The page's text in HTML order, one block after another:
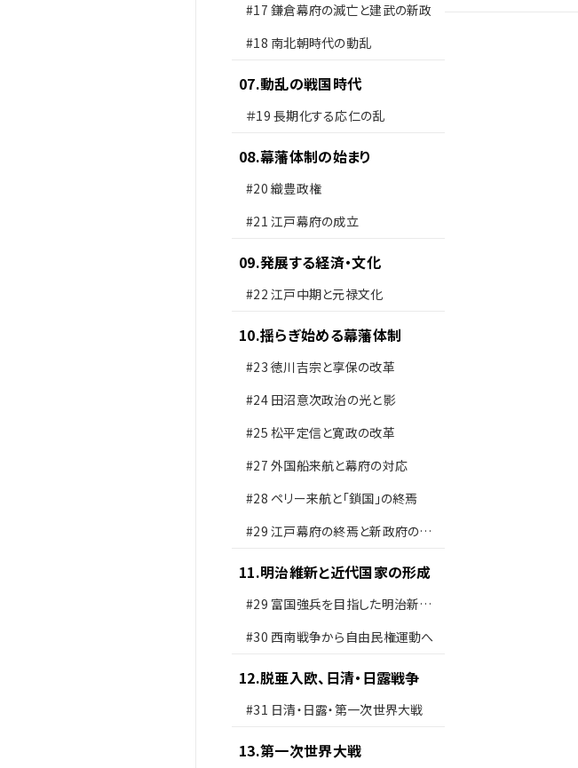
士
#17 鎌倉幕府の滅亡と建武の新政
#18 南北朝時代の動乱
07.動乱の戦国時代
＃19 長期化する応仁の乱
08.幕藩体制の始まり
#20 織豊政権
#21 江戸幕府の成立
09.発展する経済・文化
#22 江戸中期と元禄文化
10.揺らぎ始める幕藩体制
#23 徳川吉宗と享保の改革
#24 田沼意次政治の光と影
#25 松平定信と寛政の改革
#27 外国船来航と幕府の対応
#28 ペリー来航と「鎖国」の終焉
#29 江戸幕府の終焉と新政府の発
足
11.明治維新と近代国家の形成
#29 富国強兵を目指した明治新政
府
#30 西南戦争から自由民権運動へ
12.脱亜入欧、日清・日露戦争
#31 日清・日露・第一次世界大戦
13.第一次世界大戦